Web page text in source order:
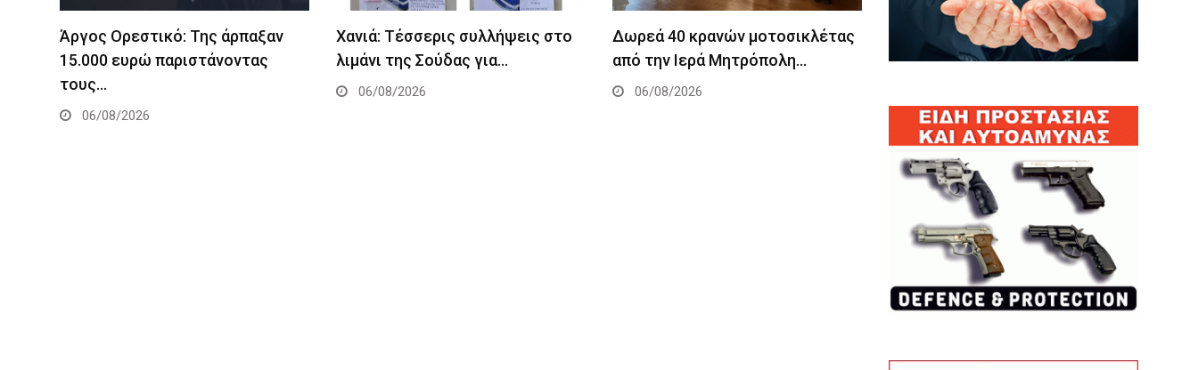
Άργος Ορεστικό: Της άρπαξαν
15.000 ευρώ παριστάνοντας
τους…
06/08/2026
Χανιά: Τέσσερις συλλήψεις στο
λιμάνι της Σούδας για…
06/08/2026
Δωρεά 40 κρανών μοτοσικλέτας
από την Ιερά Μητρόπολη…
06/08/2026